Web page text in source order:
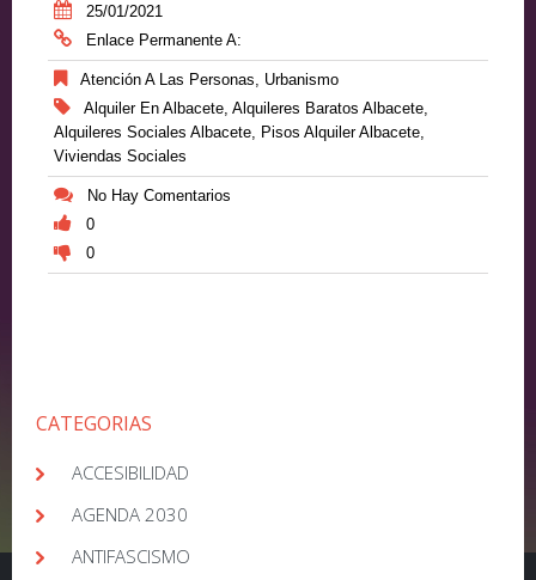
25/01/2021
Enlace Permanente A:
Atención A Las Personas
Urbanismo
Alquiler En Albacete Alquileres Baratos Albacete
Alquileres Sociales Albacete Pisos Alquiler Albacete
Viviendas Sociales
No Hay Comentarios
0
0
CATEGORIAS
ACCESIBILIDAD
AGENDA 2030
ANTIFASCISMO